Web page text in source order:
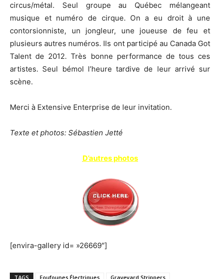
circus/métal. Seul groupe au Québec mélangeant
musique et numéro de cirque. On a eu droit à une
contorsionniste, un jongleur, une joueuse de feu et
plusieurs autres numéros. Ils ont participé au Canada Got
Talent de 2012. Très bonne performance de tous ces
artistes. Seul bémol l’heure tardive de leur arrivé sur
scène.
Merci à Extensive Enterprise de leur invitation.
Texte et photos: Sébastien Jetté
D’autres photos
[envira-gallery id= »26669″]
TAGS Foufounes Électriques Graveyard Strippers